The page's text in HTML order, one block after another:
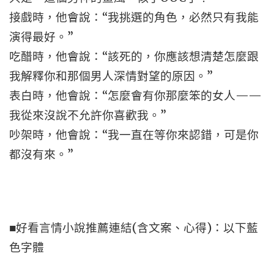
接戲時，他會說：“我挑選的角色，必然只有我能
演得最好。”
吃醋時，他會說：“該死的，你應該想清楚怎麼跟
我解釋你和那個男人深情對望的原因。”
表白時，他會說：“怎麼會有你那麼笨的女人——
我從來沒說不允許你喜歡我。”
吵架時，他會說：“我一直在等你來認錯，可是你
都沒有來。”
■好看言情小說推薦連結(含文案、心得)：以下藍
色字體